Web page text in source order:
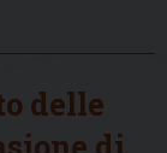
delle